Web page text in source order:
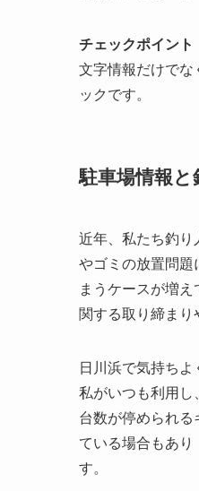
チェックポイント
文字情報だけでな
ックです。
駐車場情報
近年、私たち釣り
やゴミの放置問題
まうケースが増
関する取り締まり
日川浜で気持ち
私がいつも利用し
台数が停められ
ている場合もあ
す。